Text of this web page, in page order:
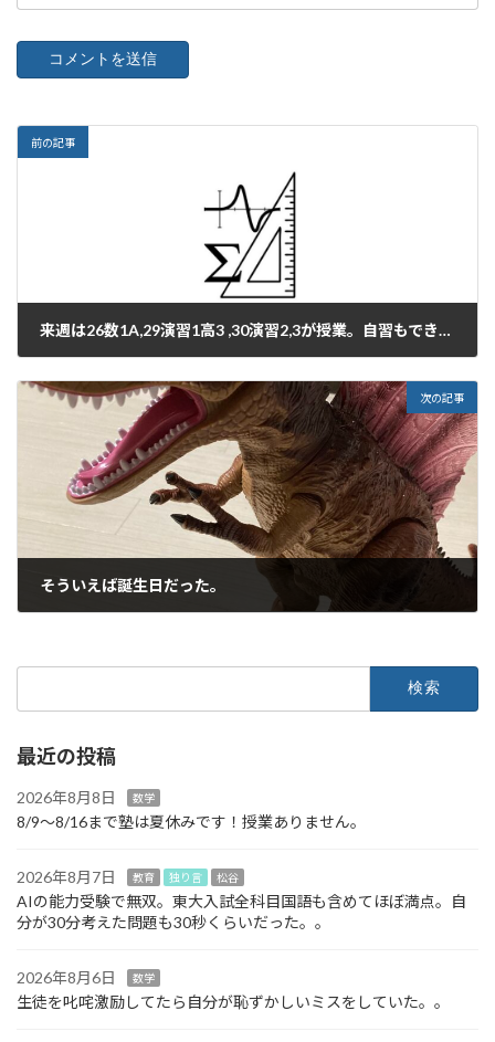
前の記事
来週は26数1A,29演習1高3 ,30演習2,3が授業。自習もできます。
次の記事
そういえば誕生日だった。
最近の投稿
2026年8月8日 数学
8/9～8/16まで塾は夏休みです！授業ありません。
2026年8月7日 教育 独り言 松谷
AIの能力受験で無双。東大入試全科目国語も含めてほぼ満点。自
分が30分考えた問題も30秒くらいだった。。
2026年8月6日 数学
生徒を叱咤激励してたら自分が恥ずかしいミスをしていた。。